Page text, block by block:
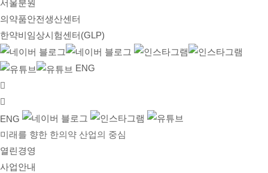
서울분원
의약품안전생산센터
한약비임상시험센터(GLP)
ENG
ENG
미래를 향한 한의약 산업의 중심
열린경영
사업안내